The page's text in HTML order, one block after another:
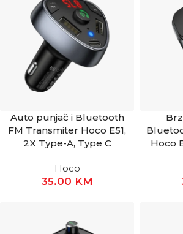
Auto punjač i Bluetooth
FM Transmiter Hoco E51,
2X Type-A, Type C
Hoco
35.00 KM
Hoco